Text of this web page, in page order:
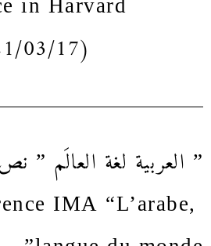
03/17)
” العربية لغة العالَم ”
IMA “L’arabe,